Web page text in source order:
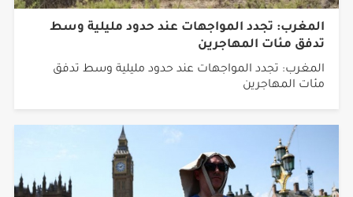
المغرب: تجدد المواجهات عند حدود مليلية وسط
تدفق مئات المهاجرين
المغرب: تجدد المواجهات عند حدود مليلية وسط تدفق
مئات المهاجرين